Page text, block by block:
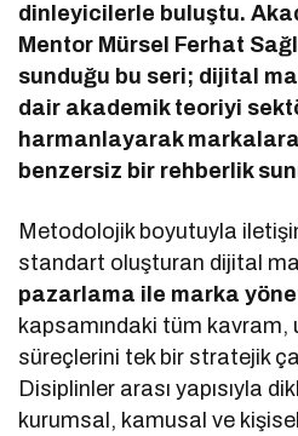
dinleyicilerle buluştu.
Mentor Mürsel Ferhat
sunduğu bu seri; dijital
dair akademik teoriyi
harmanlayarak
benzersiz bir rehberlik
Metodolojik boyutuyla
standart oluşturan dijital
pazarlama ile marka
kapsamındaki tüm kavram,
süreçlerini tek bir stratejik
Disiplinler arası yapısıyla
kurumsal, kamusal ve